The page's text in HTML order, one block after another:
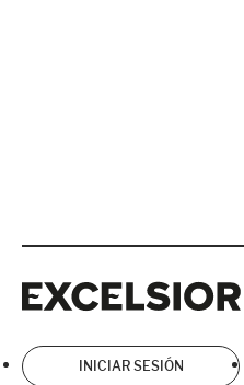
INICIAR SESIÓN